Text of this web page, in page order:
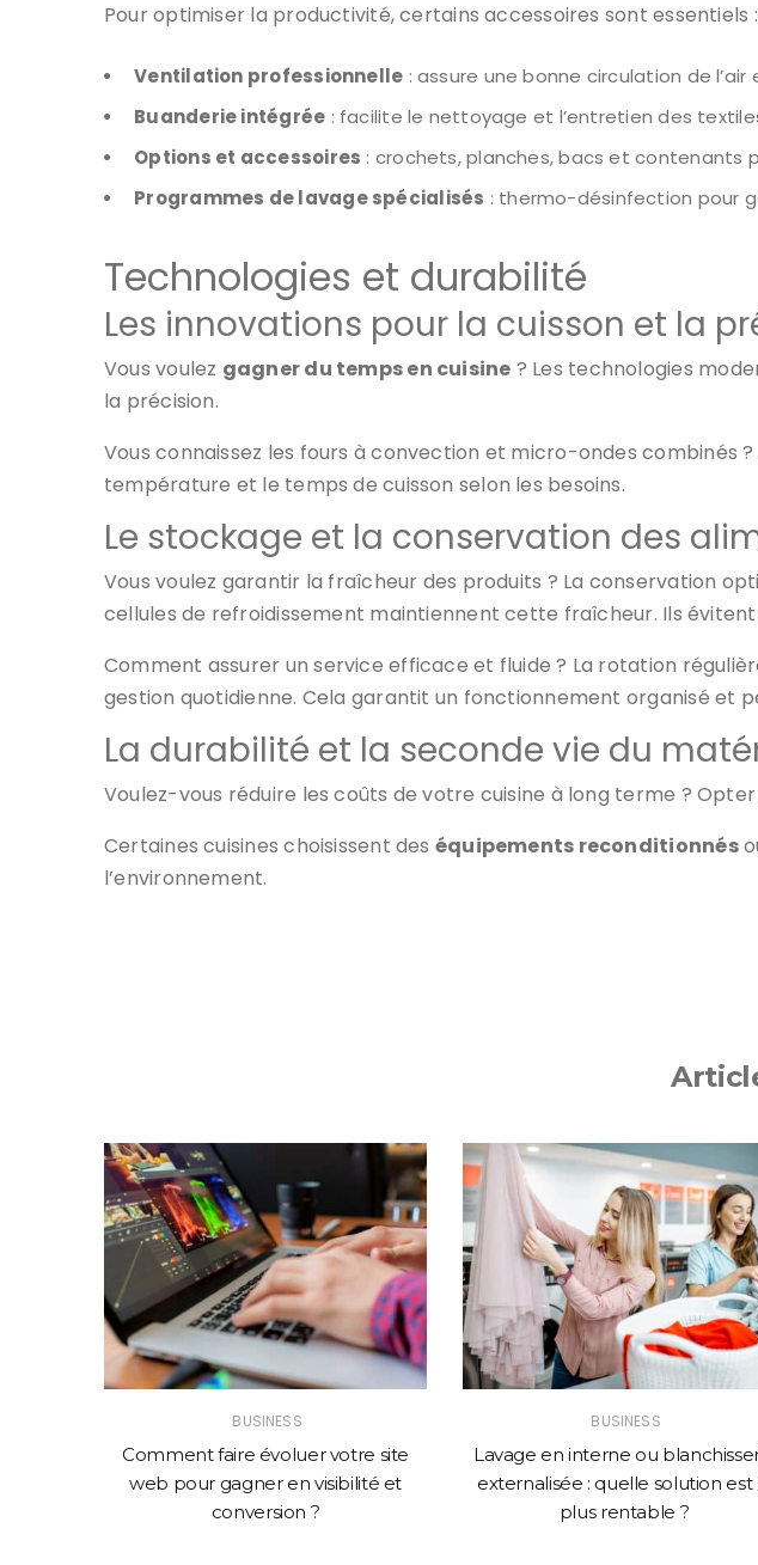
Pour optimiser la productivité, certains accessoires sont essentiels :
Ventilation professionnelle : assure une bonne circulation de
Buanderie intégrée : facilite le nettoyage et l’entretien des
Options et accessoires : crochets, planches, bacs et contenants
Programmes de lavage spécialisés : thermo-désinfection pour
Technologies et durabilité
Les innovations pour la cuisson et la
Vous voulez gagner du temps en cuisine ? Les technologies
la précision.
Vous connaissez les fours à convection et micro-ondes combinés
température et le temps de cuisson selon les besoins.
Le stockage et la conservation des
Vous voulez garantir la fraîcheur des produits ? La conservation
cellules de refroidissement maintiennent cette fraîcheur. Ils
Comment assurer un service efficace et fluide ? La rotation
gestion quotidienne. Cela garantit un fonctionnement organisé et
La durabilité et la seconde vie du
Voulez-vous réduire les coûts de votre cuisine à long terme ?
Certaines cuisines choisissent des équipements reconditionnés
l’environnement.
BUSINESS
Comment faire évoluer votre site
web pour gagner en visibilité et
conversion ?
BUSINESS
Lavage en interne ou
externalisée : quelle solution est
plus rentable ?